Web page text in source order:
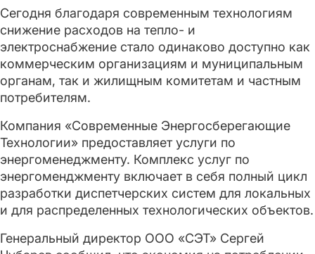
Сегодня благодаря современным технологиям
снижение расходов на тепло- и
электроснабжение стало одинаково доступно как
коммерческим организациям и муниципальным
органам, так и жилищным комитетам и частным
потребителям.
Компания «Современные Энергосберегающие
Технологии» предоставляет услуги по
энергоменеджменту. Комплекс услуг по
энергоменджменту включает в себя полный цикл
разработки диспетчерских систем для локальных
и для распределенных технологических объектов.
Генеральный директор ООО «СЭТ» Сергей